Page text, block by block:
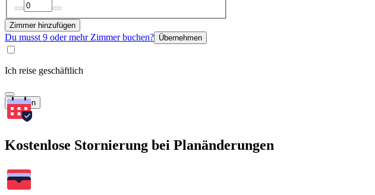
Zimmer hinzufügen
Du musst 9 oder mehr Zimmer buchen? Übernehmen
Ich reise geschäftlich
Suchen
Kostenlose Stornierung bei Planänderungen